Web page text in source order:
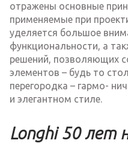
отражены основные
применяемые при
уделяется большое
функциональности, а
решений, позволяющих
элементов – будь то
перегородка – гармо-
и элегантном стиле.
Longhi 50 лет